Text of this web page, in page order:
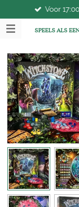
direct
naar
hoofdinhoud
SPEELS ALS
Voor